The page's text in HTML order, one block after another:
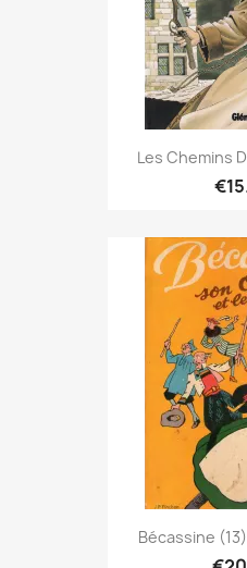
Les Chemins
Bécassine